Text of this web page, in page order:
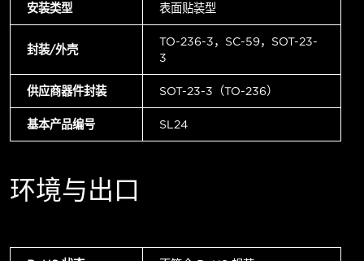
安装类型 表面贴装型
封装/外壳
TO-236-3，SC-59，SOT-23-
3
供应商器件封装 SOT-23-3（TO-236）
基本产品编号 SL24
环境与出口